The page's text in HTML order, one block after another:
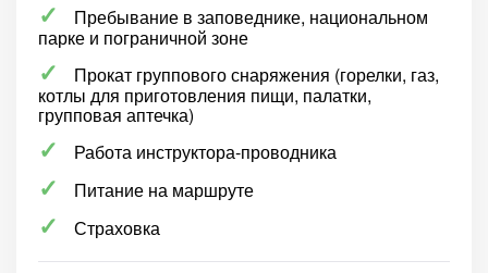
Пребывание в заповеднике, национальном
парке и пограничной зоне
Прокат группового снаряжения (горелки, газ,
котлы для приготовления пищи, палатки,
групповая аптечка)
Работа инструктора-проводника
Питание на маршруте
Страховка